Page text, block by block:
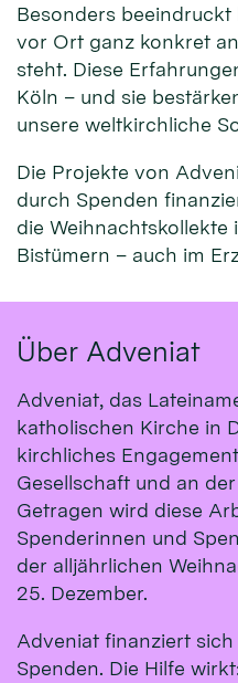
Besonders
vor Ort ganz konkret
steht. Diese
Köln – und sie
unsere weltkirchliche
Die Projekte von
durch Spenden
die Weihnachtskollekte
Bistümern – auch im
Über Adveniat
Adveniat, das
katholischen Kirche in
kirchliches
Gesellschaft und an
Getragen wird diese
Spenderinnen und
der alljährlichen
25. Dezember.
Adveniat finanziert
Spenden. Die Hilfe